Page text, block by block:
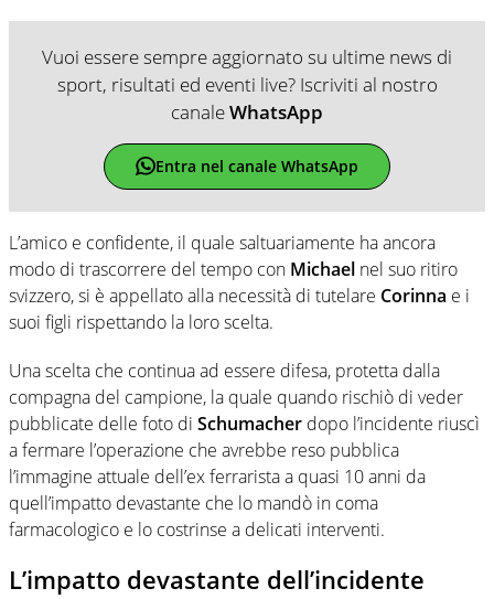
Vuoi essere sempre aggiornato su ultime news di
sport, risultati ed eventi live? Iscriviti al nostro
canaleWhatsApp
Entra nel canale WhatsApp
L’amico e confidente, il quale saltuariamente ha ancora
modo di trascorrere del tempo con Michael nel suo ritiro
svizzero, si è appellato alla necessità di tutelare Corinna e i
suoi figli rispettando la loro scelta.
Una scelta che continua ad essere difesa, protetta dalla
compagna del campione, la quale quando rischiò di veder
pubblicate delle foto di Schumacher dopo l’incidente riuscì
a fermare l’operazione che avrebbe reso pubblica
l’immagine attuale dell’ex ferrarista a quasi 10 anni da
quell’impatto devastante che lo mandò in coma
farmacologico e lo costrinse a delicati interventi.
L’impatto devastante dell’incidente